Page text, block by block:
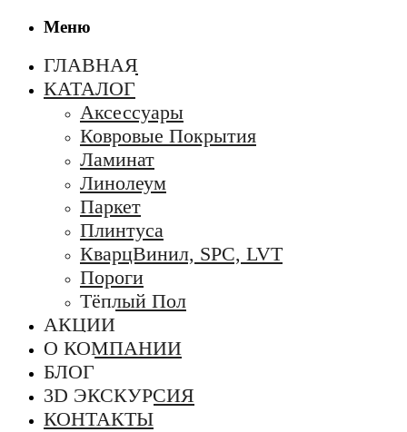
Меню
ГЛАВНАЯ
КАТАЛОГ
Аксессуары
Ковровые Покрытия
Ламинат
Линолеум
Паркет
Плинтуса
КварцВинил, SPC, LVT
Пороги
Тёплый Пол
АКЦИИ
О КОМПАНИИ
БЛОГ
3D ЭКСКУРСИЯ
КОНТАКТЫ